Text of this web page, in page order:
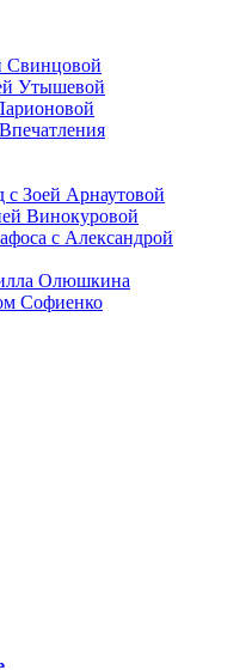
Свинцовой
Утышевой
с Зоей Арнаутовой
Винокуровой
с Александрой
Олюшкина
Софиенко